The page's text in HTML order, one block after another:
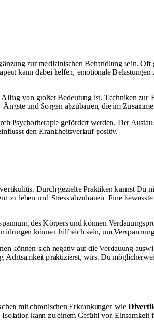
zur medizinischen Behandlung sein. Oft
kann dabei helfen, emotionale
von großer Bedeutung ist. Techniken zur
und Sorgen abzubauen, die im
Psychotherapie gefördert werden. Der
den Krankheitsverlauf positiv.
Durch gezielte Praktiken kannst Du
zu leben und Stress abzubauen. Eine
des Körpers und können
können hilfreich sein, um
können sich negativ auf die Verdauung
praktizierst, wirst Du
mit chronischen Erkrankungen wie
kann zu einem Gefühl von Einsamkeit